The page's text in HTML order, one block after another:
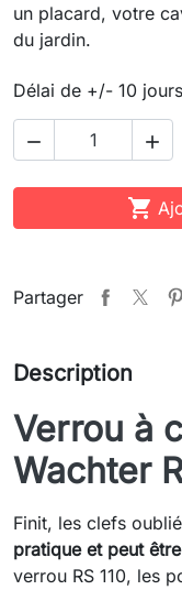
un placard, votre
du jardin.
Délai de +/- 10 jours
 

Partager
Description
Verrou à
Wachter
Finit, les clefs
pratique et peut
verrou RS 110, les